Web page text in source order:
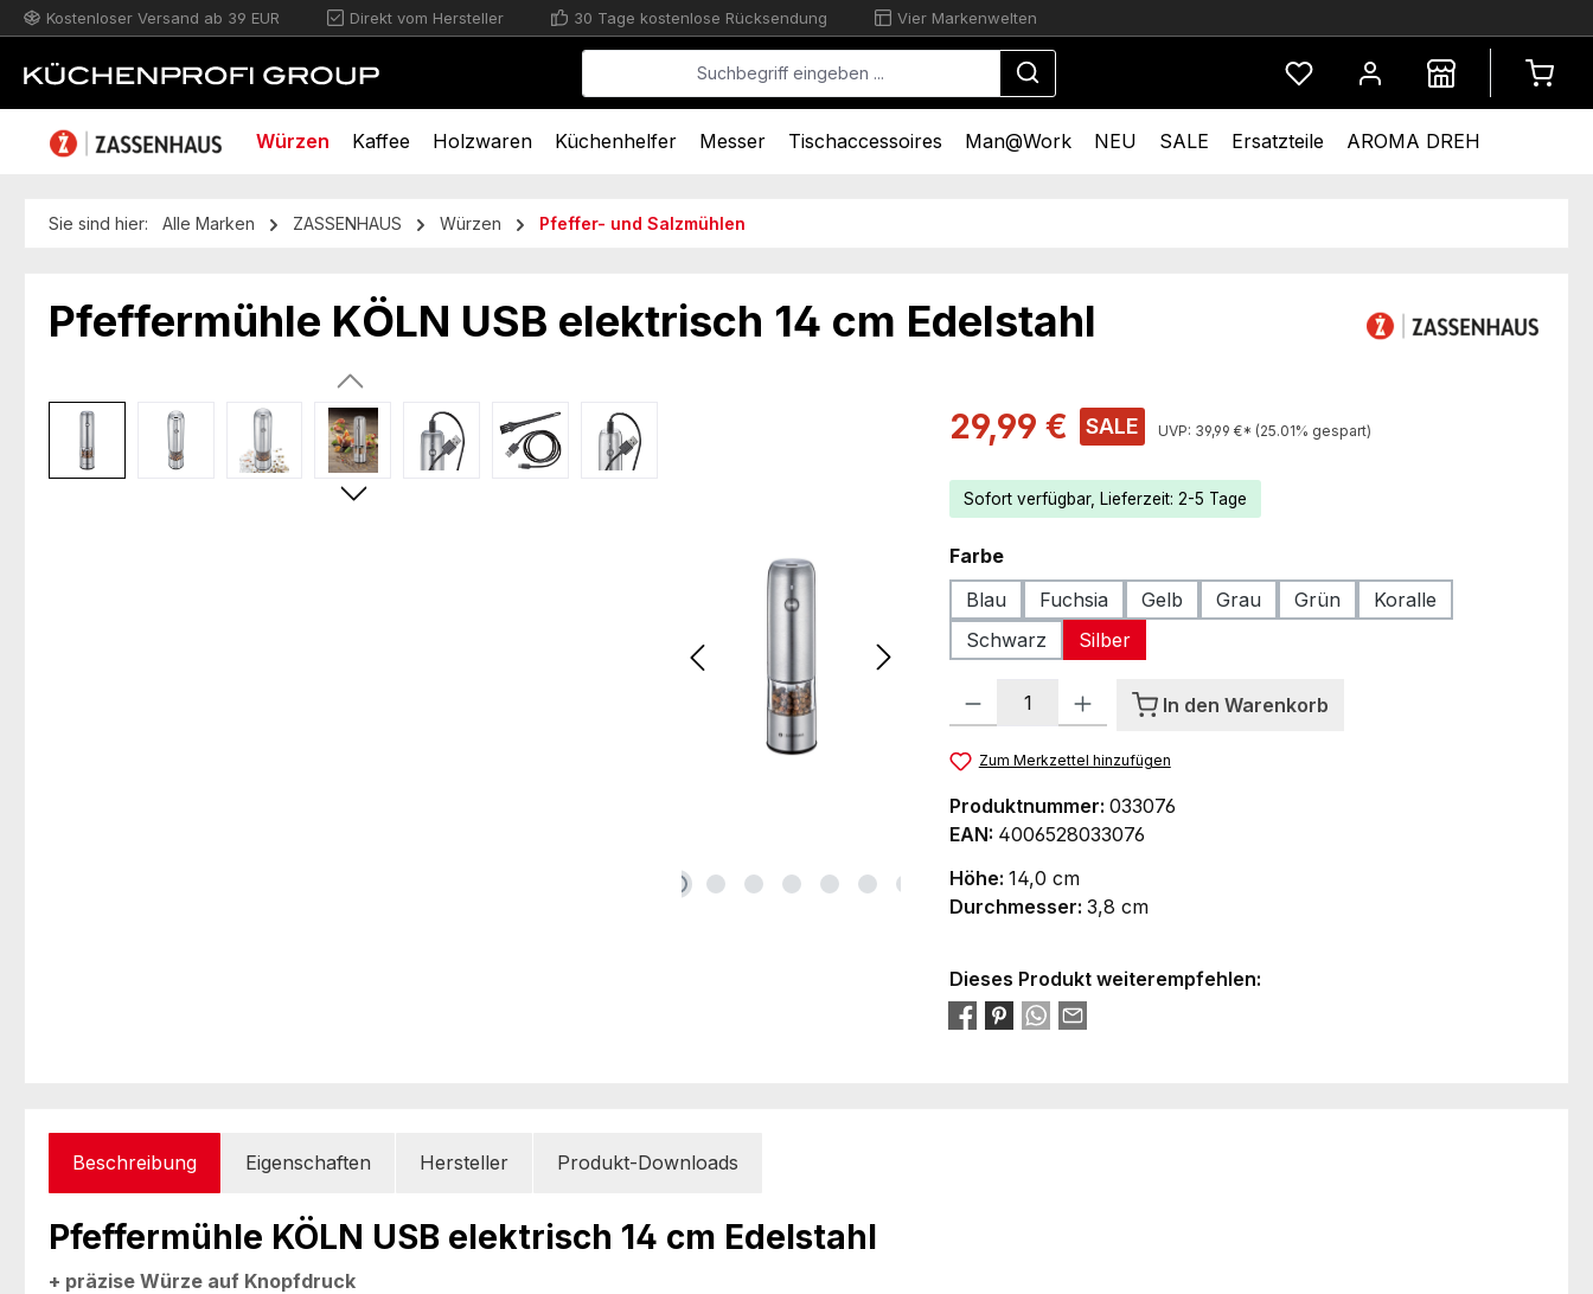
Hauptinhalt springen
Zur Suche springen
Zur Hauptnavigation springen
Kostenloser Versand ab 39 EUR Direkt vom Hersteller 30 Tage kostenlose Rücksendung Vier Markenwelten
Du hast 0 Produkte auf dem
Würzen Kaffee Holzwaren Küchenhelfer Messer Tischaccessoires Man@Work NEU SALE Ersatzteile AROMA DREH
Sie sind hier: Alle Marken ZASSENHAUS Würzen Pfeffer- und Salzmühlen
Pfeffermühle KÖLN USB elektrisch 14 cm Edelstahl
Bildergalerie überspringen Verkaufspreis:
29,99 € SALE UVP: 39,99 €* (25.01% gespart)
Sofort verfügbar, Lieferzeit: 2-5 Tage
Farbeauswählen
Blau
Fuchsia Gelb Grau Grün
Koralle
Schwarz
Silber
Produkt Anzahl: Gib den gewünschten Wert ein oder benutze die Schaltflächen
In den Warenkorb
Zum Merkzettel hinzufügen
Produktnummer: 033076
EAN: 4006528033076
Höhe: 14,0 cm
Durchmesser: 3,8 cm
Dieses Produkt weiterempfehlen:
Beschreibung Eigenschaften Hersteller Produkt-Downloads
Pfeffermühle KÖLN USB elektrisch 14 cm Edelstahl
+ präzise Würze auf Knopfdruck